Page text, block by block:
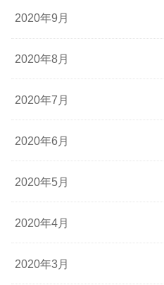
2020年9月
2020年8月
2020年7月
2020年6月
2020年5月
2020年4月
2020年3月